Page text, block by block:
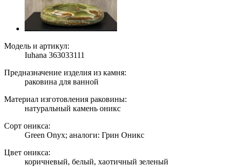
Модель и артикул:
Iuhana 363033111
Предназначение изделия из камня:
раковина для ванной
Материал изготовления раковины:
натуральный камень оникс
Сорт оникса:
Green Onyx; аналоги: Грин Оникс
Цвет оникса:
коричневый, белый, хаотичный зеленый